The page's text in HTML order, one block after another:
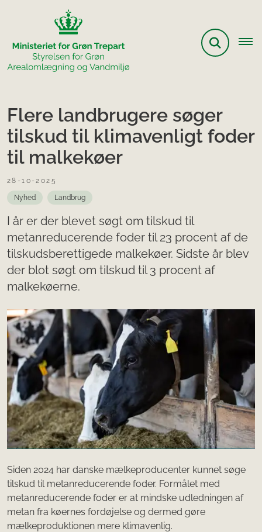
Flere landbrugere søger
tilskud til klimavenligt foder
til malkekøer
28-10-2025
Nyhed Landbrug
I år er der blevet søgt om tilskud til
metanreducerende foder til 23 procent af de
tilskudsberettigede malkekøer. Sidste år blev
der blot søgt om tilskud til 3 procent af
malkekøerne.
Siden 2024 har danske mælkeproducenter kunnet søge
tilskud til metanreducerende foder. Formålet med
metanreducerende foder er at mindske udledningen af
metan fra køernes fordøjelse og dermed gøre
mælkeproduktionen mere klimavenlig.